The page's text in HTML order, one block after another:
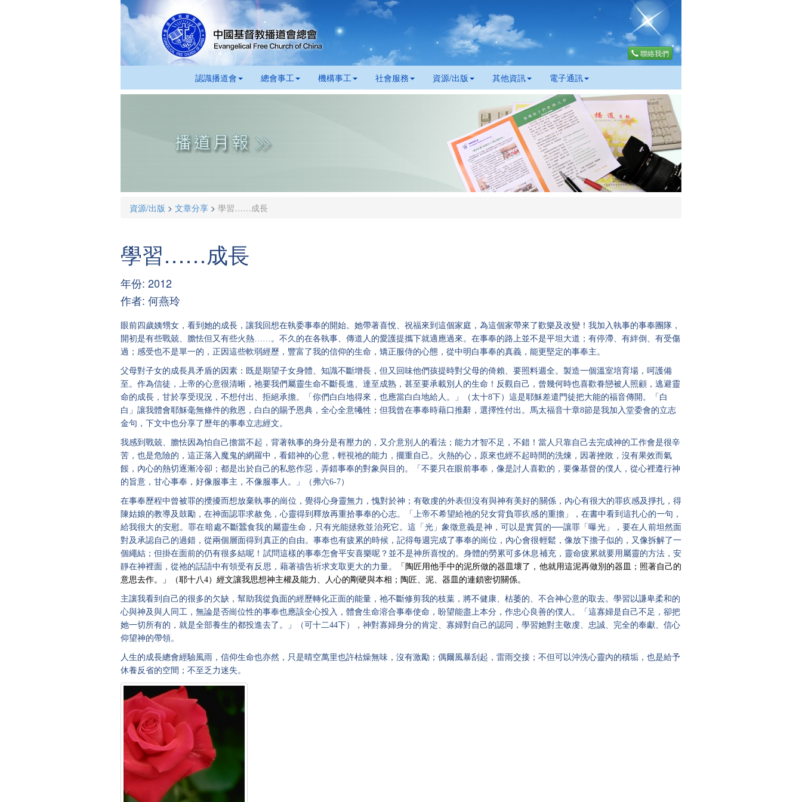
聯絡我們
認識播道會 總會事工 機構事工 社會服務 資源/出版 其他資訊 電子通訊
資源/出版 > 文章分享 > 學習……成長
學習……成長
年份: 2012
作者: 何燕玲
眼前四歲姨甥女，看到她的成長，讓我回想在執委事奉的開始。她帶著喜悅、祝福來到這個家庭，為這個家帶來了歡樂及改變！我加入執事的事奉團隊，
開初是有些戰兢、膽怯但又有些火熱……。不久的在各執事、傳道人的愛護提攜下就適應過來。在事奉的路上並不是平坦大道；有停滯、有絆倒、有受傷
過；感受也不是單一的，正因這些軟弱經歷，豐富了我的信仰的生命，矯正服侍的心態，從中明白事奉的真義，能更堅定的事奉主。
父母對子女的成長具矛盾的因素：既是期望子女身體、知識不斷增長，但又回味他們孩提時對父母的倚賴、要照料週全。製造一個溫室培育場，呵護備
至。作為信徒，上帝的心意很清晰，祂要我們屬靈生命不斷長進、達至成熟，甚至要承載別人的生命！反觀自己，曾幾何時也喜歡眷戀被人照顧，逃避靈
命的成長，甘於享受現況，不想付出、拒絕承擔。「你們白白地得來，也應當白白地給人。」（ 太十8下） 這是耶穌差遣門徒把大能的福音傳開。「白
白 」 讓我體會耶穌毫無條件的救恩，白白的賜予恩典，全心全意犧牲；但我曾在事奉時藉口推辭，選擇性付出。馬太福音十章8節是我加入堂委會的立志
金句，下文中也分享了歷年的事奉立志經文。
我感到戰兢、膽怯因為怕自己擔當不起，背著執事的身分是有壓力的，又介意別人的看法；能力才智不足，不錯！當人只靠自己去完成神的工作會是很辛
苦，也是危險的，這正落入魔鬼的網羅中，看錯神的心意，輕視祂的能力，擺重自己。火熱的心，原來也經不起時間的洗煉，因著挫敗，沒有果效而氣
餒，內心的熱切逐漸冷卻；都是出於自己的私慾作惡，弄錯事奉的對象與目的。
「不要只在眼前事奉，像是討人喜歡的，要像基督的僕人，從心裡遵行神
的旨意，甘心事奉，好像服事主，不像服事人。」（ 弗六6-7）
在事奉歷程中曾被罪的攪擾而想放棄執事的崗位，覺得心身靈無力，愧對於神；有敬虔的外表但沒有與神有美好的關係，內心有很大的罪疚感及掙扎，得
陳姑娘的教導及鼓勵，在神面認罪求赦免，心靈得到釋放再重拾事奉的心志。「上帝不希望給祂的兒女背負罪疚感的重擔」，在書中看到這扎心的一句，
給我很大的安慰。罪在暗處不斷蠶食我的屬靈生命，只有光能拯救並治死它。這「光」象徵意義是神，可以是實質的──讓罪「曝光」，要在人前坦然面
對及承認自己的過錯，從兩個層面得到真正的自由。事奉也有疲累的時候，記得每週完成了事奉的崗位，內心會很輕鬆，像放下擔子似的，又像拆解了一
個繩結；但掛在面前的仍有很多結呢！試問這樣的事奉怎會平安喜樂呢？並不是神所喜悅的。身體的勞累可多休息補充，靈命疲累就要用屬靈的方法，安
靜在神裡面，從祂的話語中有領受有反思，藉著禱告祈求支取更大的力量。
「陶匠用他手中的泥所做的器皿壞了，他就用這泥再做別的器皿；照著自己的
意思去作。」（耶十八4） 經文讓我思想神主權及能力、人心的剛硬與本相；陶匠、泥、器皿的連鎖密切關係。
主讓我看到自己的很多的欠缺，幫助我從負面的經歷轉化正面的能量，祂不斷修剪我的枝葉，將不健康、枯萎的、不合神心意的取去。學習以謙卑柔和的
心與神及與人同工，無論是否崗位性的事奉也應該全心投入，體會生命溶合事奉使命，盼望能盡上本分，作忠心良善的僕人。
「這寡婦是自己不足，卻把
她一切所有的，就是全部養生的都投進去了。」（可十二44下）， 神對寡婦身分的肯定、寡婦對自己的認同，學習她對主敬虔、忠誠、完全的奉獻、信心
仰望神的帶領。
人生的成長總會經驗風雨，信仰生命也亦然，只是晴空萬里也許枯燥無味，沒有激勵；偶爾風暴刮起，雷雨交接；不但可以沖洗心靈內的積垢，也是給予
休養反省的空間；不至乏力迷失。